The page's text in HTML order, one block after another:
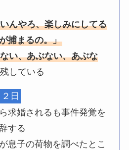
んやろ、楽しみにしてる
捕まるの。」
い、あぶない、あぶな
している
日
求婚されるも事件発覚を
する
息子の荷物を調べたとこ